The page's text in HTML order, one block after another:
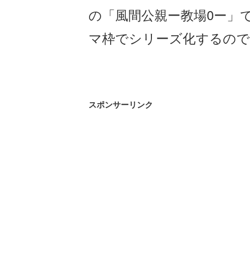
の「風間公親ー教場0ー」
マ枠でシリーズ化するの
スポンサーリンク